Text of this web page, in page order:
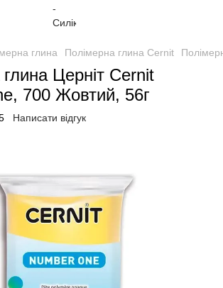
глина Полімерна глина Cernit
Церніт Cernit
700 Жовтий, 56г
Написати відгук